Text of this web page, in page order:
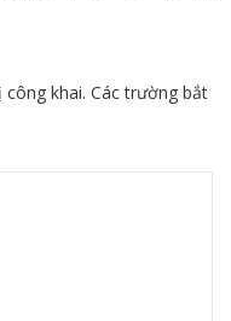
khai. Các trường bắt